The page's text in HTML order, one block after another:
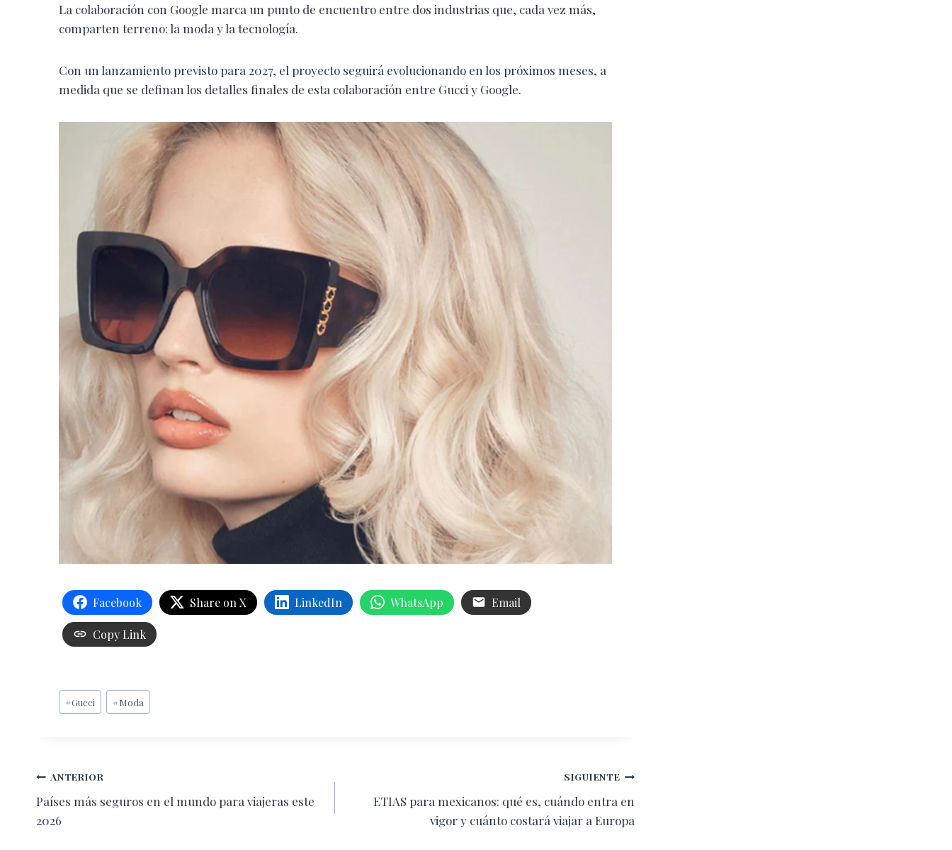
La colaboración con Google marca un punto de encuentro entre dos industrias que, cada vez más,
comparten terreno: la moda y la tecnología.
Con un lanzamiento previsto para 2027, el proyecto seguirá evolucionando en los próximos meses, a
medida que se definan los detalles finales de esta colaboración entre Gucci y Google.
Facebook Share on X LinkedIn WhatsApp Email
Copy Link
Etiquetas
de
#Gucci #Moda
Navegación
de
ANTERIOR
Países más seguros en el mundo para viajeras este
2026
SIGUIENTE
ETIAS para mexicanos: qué es, cuándo entra en
vigor y cuánto costará viajar a Europa